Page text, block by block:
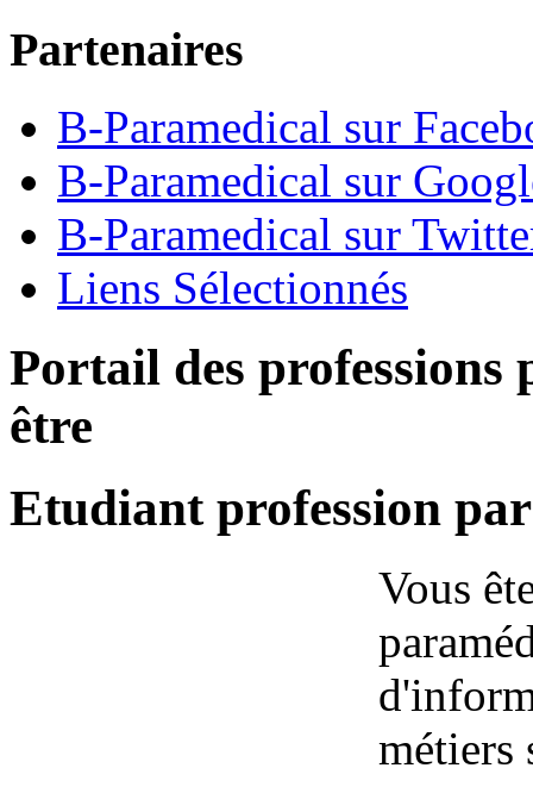
Partenaires
B-Paramedical sur
B-Paramedical sur
B-Paramedical sur
Liens Sélectionnés
Portail des professions
être
Etudiant profession
Vous
métiers